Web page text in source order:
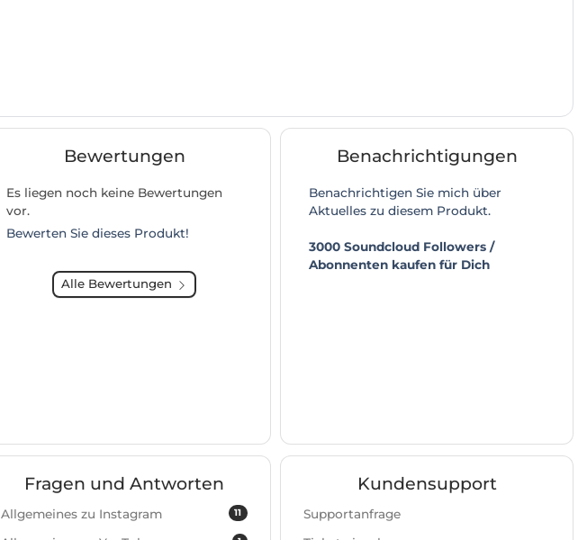
Bewertungen
Es liegen noch keine Bewertungen
vor.
Bewerten Sie dieses Produkt!
Alle Bewertungen
Benachrichtigungen
Benachrichtigen Sie mich über
Aktuelles zu diesem Produkt.
3000 Soundcloud Followers /
Abonnenten kaufen für Dich
Fragen und Antworten
11
Allgemeines zu Instagram
Kundensupport
Supportanfrage